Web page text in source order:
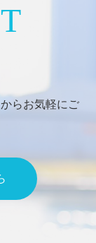
らお気軽にご